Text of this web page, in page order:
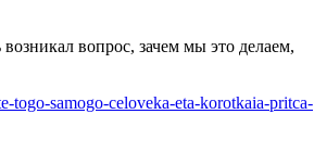
возникал вопрос, зачем мы это делаем,
togo-samogo-celoveka-eta-korotkaia-pritca-